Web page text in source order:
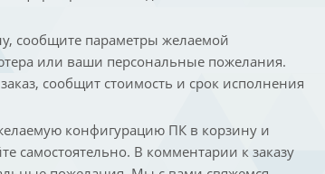
сообщите параметры желаемой
или ваши персональные пожелания.
сообщит стоимость и срок исполнения
конфигурацию ПК в корзину и
самостоятельно. В комментарии к заказу